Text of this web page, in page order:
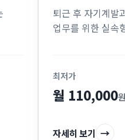
퇴근 후 자기계발
업무를 위한 실속
최저가
월 110,000
자세히 보기